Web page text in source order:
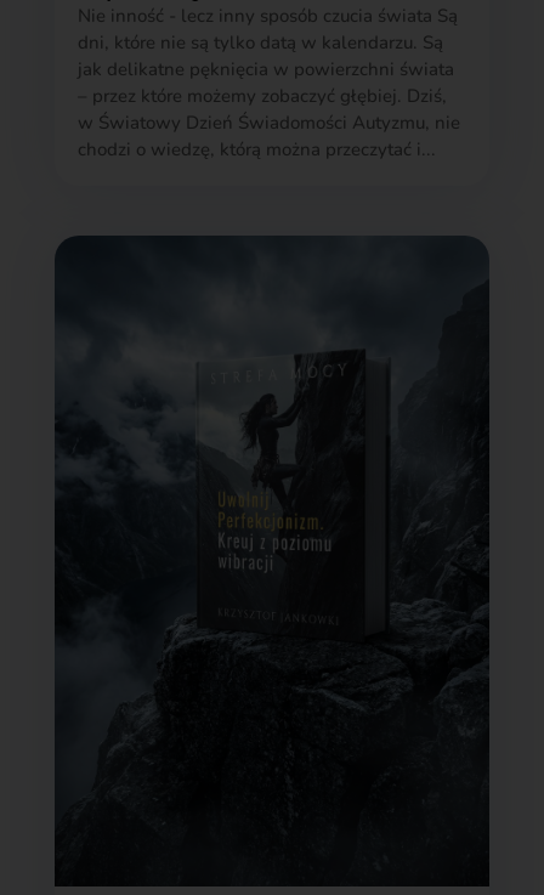
Nie inność - lecz inny sposób czucia świata Są
dni, które nie są tylko datą w kalendarzu. Są
jak delikatne pęknięcia w powierzchni świata
– przez które możemy zobaczyć głębiej. Dziś,
w Światowy Dzień Świadomości Autyzmu, nie
chodzi o wiedzę, którą można przeczytać i...